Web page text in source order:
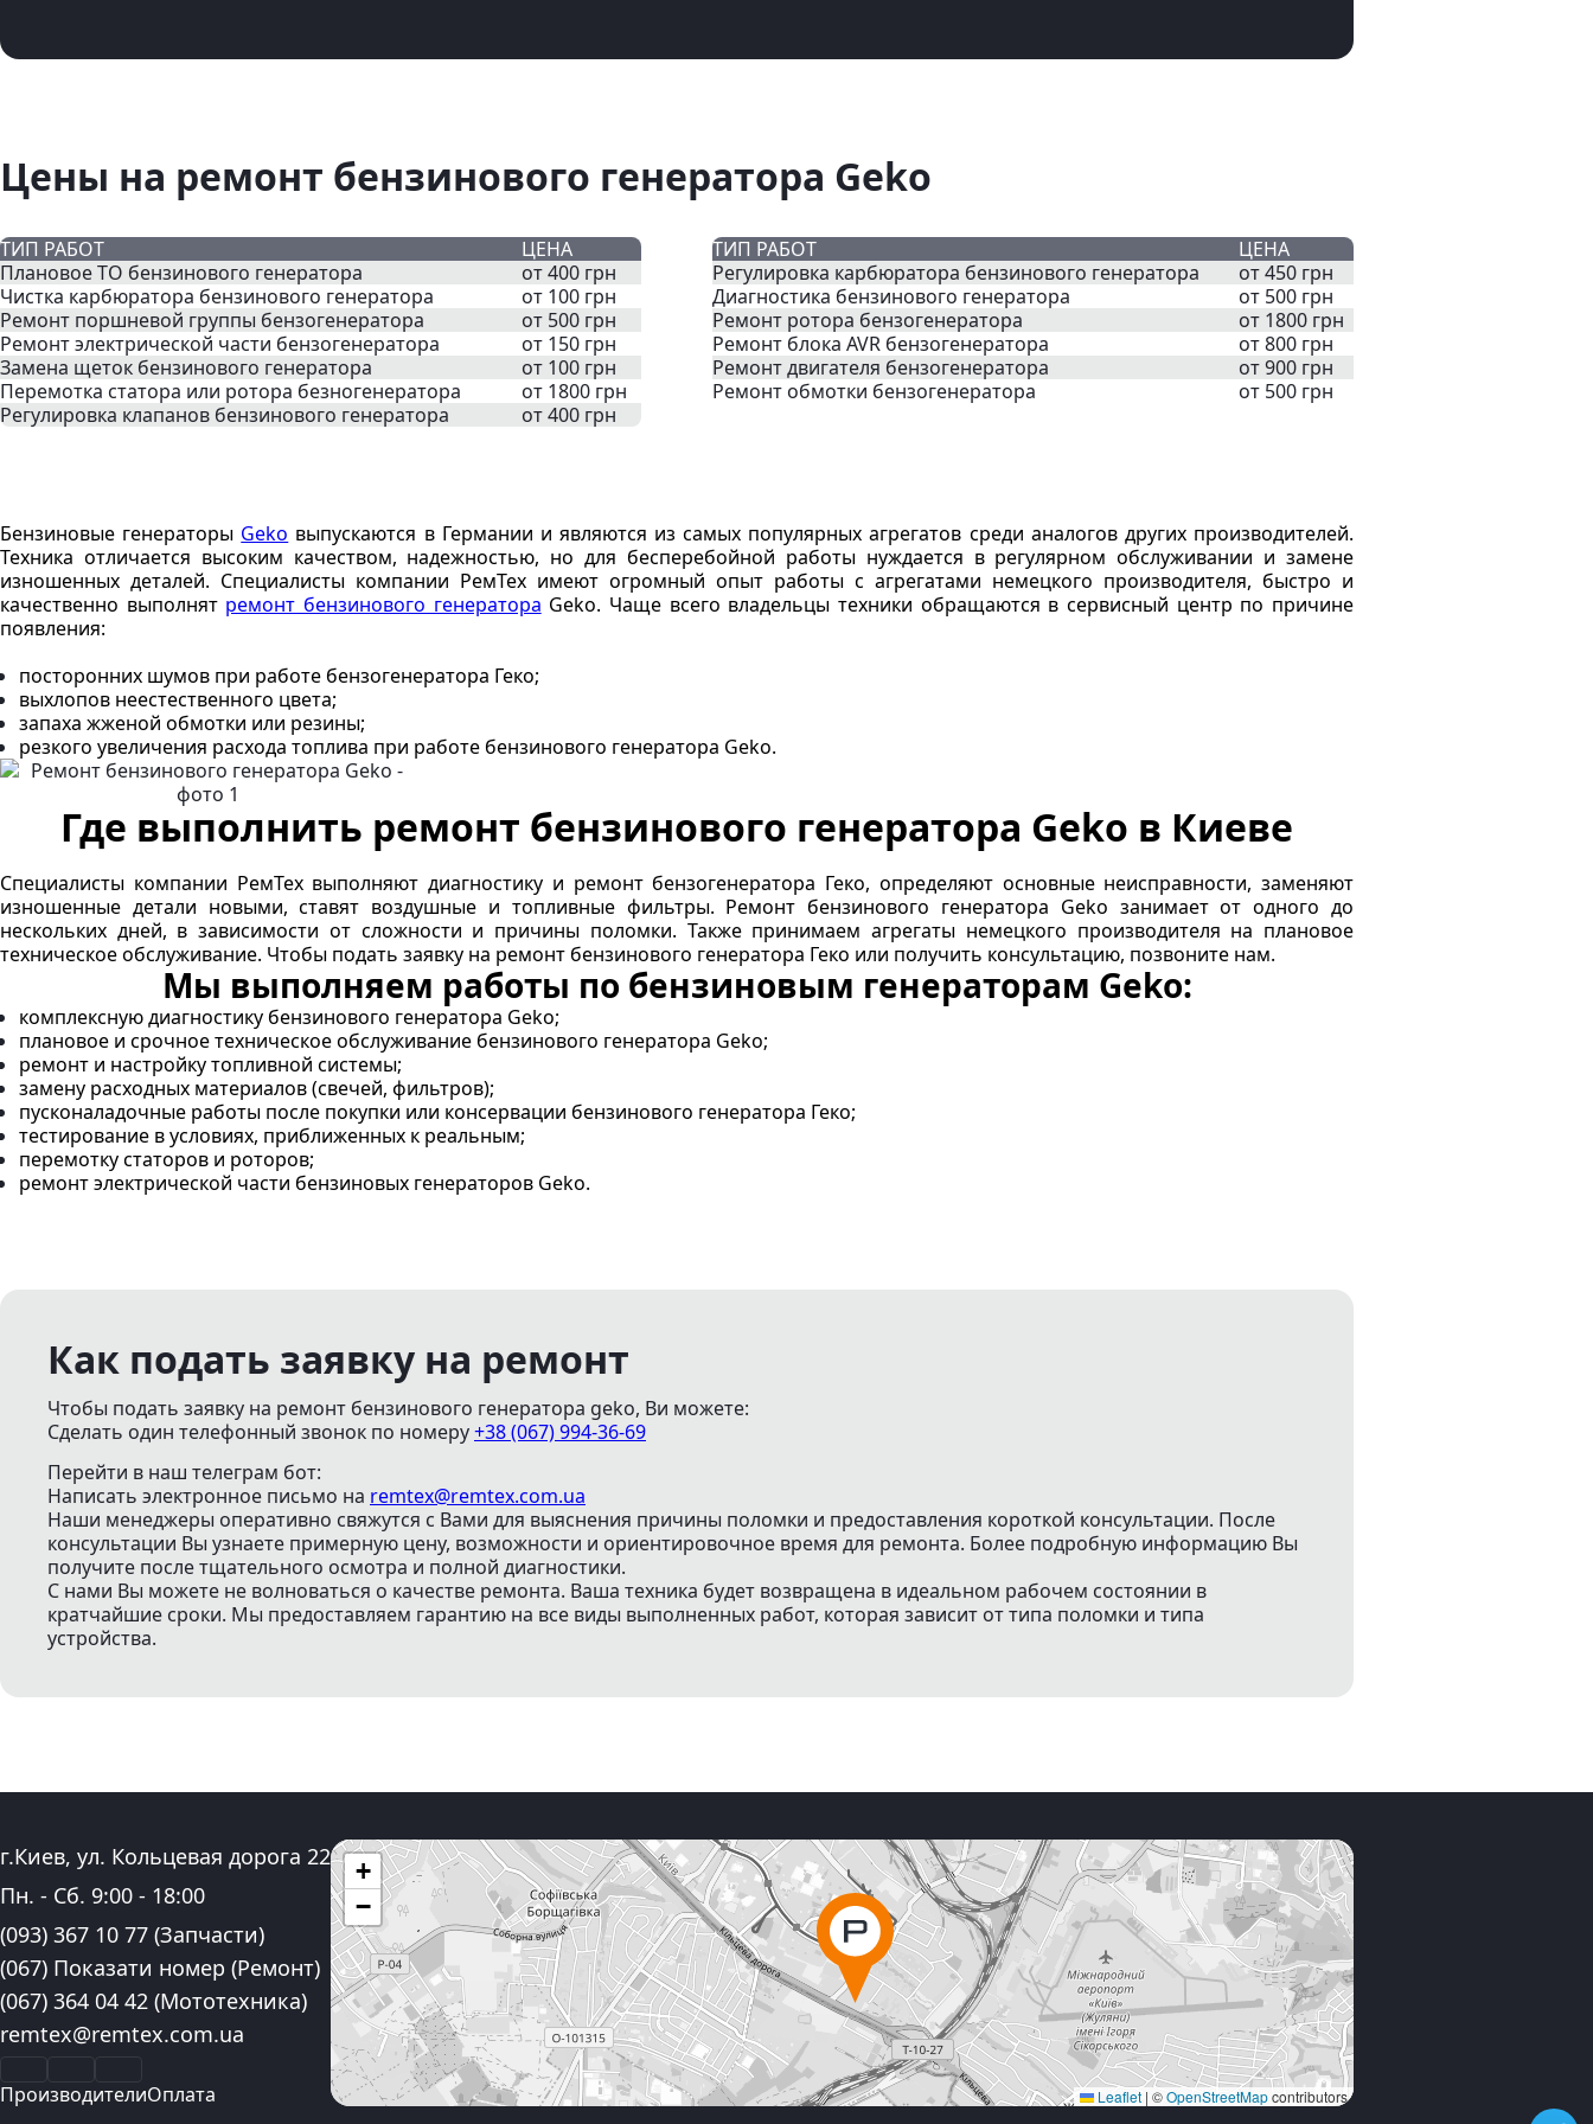
Цены на ремонт бензинового генератора Geko
ТИП РАБОТ
ЦЕНА
Плановое ТО бензинового генератора
от 400 грн
Чистка карбюратора бензинового генератора
от 100 грн
Ремонт поршневой группы бензогенератора
от 500 грн
Ремонт электрической части бензогенератора
от 150 грн
Замена щеток бензинового генератора
от 100 грн
Перемотка статора или ротора безногенератора
от 1800 грн
Регулировка клапанов бензинового генератора
от 400 грн
ТИП РАБОТ
ЦЕНА
Регулировка карбюратора бензинового генератора
от 450 грн
Диагностика бензинового генератора
от 500 грн
Ремонт ротора бензогенератора
от 1800 грн
Ремонт блока AVR бензогенератора
от 800 грн
Ремонт двигателя бензогенератора
от 900 грн
Ремонт обмотки бензогенератора
от 500 грн
Бензиновые генераторы Geko выпускаются в Германии и являются из самых популярных агрегатов среди аналогов других производителей.
Техника отличается высоким качеством, надежностью, но для бесперебойной работы нуждается в регулярном обслуживании и замене
изношенных деталей. Специалисты компании РемТех имеют огромный опыт работы с агрегатами немецкого производителя, быстро и
качественно выполнят ремонт бензинового генератора Geko. Чаще всего владельцы техники обращаются в сервисный центр по причине
появления:
посторонних шумов при работе бензогенератора Геко;
выхлопов неестественного цвета;
запаха жженой обмотки или резины;
резкого увеличения расхода топлива при работе бензинового генератора Geko.
Где выполнить ремонт бензинового генератора Geko в Киеве
Специалисты компании РемТех выполняют диагностику и ремонт бензогенератора Геко, определяют основные неисправности, заменяют
изношенные детали новыми, ставят воздушные и топливные фильтры. Ремонт бензинового генератора Geko занимает от одного до
нескольких дней, в зависимости от сложности и причины поломки. Также принимаем агрегаты немецкого производителя на плановое
техническое обслуживание. Чтобы подать заявку на ремонт бензинового генератора Геко или получить консультацию, позвоните нам.
Мы выполняем работы по бензиновым генераторам Geko:
комплексную диагностику бензинового генератора Geko;
плановое и срочное техническое обслуживание бензинового генератора Geko;
ремонт и настройку топливной системы;
замену расходных материалов (свечей, фильтров);
пусконаладочные работы после покупки или консервации бензинового генератора Геко;
тестирование в условиях, приближенных к реальным;
перемотку статоров и роторов;
ремонт электрической части бензиновых генераторов Geko.
Как подать заявку на ремонт
Чтобы подать заявку на ремонт бензинового генератора geko, Ви можете:
Сделать один телефонный звонок по номеру+38 (067) 994-36-69
Перейти в наш телеграм бот:
Написать электронное письмо на remtex@remtex.com.ua
Наши менеджеры оперативно свяжутся с Вами для выяснения причины поломки и предоставления короткой консультации. После
консультации Вы узнаете примерную цену, возможности и ориентировочное время для ремонта. Более подробную информацию Вы
получите после тщательного осмотра и полной диагностики.
С нами Вы можете не волноваться о качестве ремонта. Ваша техника будет возвращена в идеальном рабочем состоянии в
кратчайшие сроки. Мы предоставляем гарантию на все виды выполненных работ, которая зависит от типа поломки и типа
устройства.
Адрес:
г.Киев, ул. Кольцевая дорога 22
График работы:
Пн. - Сб. 9:00 - 18:00
Контактные номера телефона:
(093) 367 10 77 (Запчасти)
(067) Показати номер (Ремонт)
(067) 364 04 42 (Мототехника)
Электронная почта:
remtex@remtex.com.ua
ПроизводителиОплата
+
−
Leaflet | ©OpenStreetMapcontributors